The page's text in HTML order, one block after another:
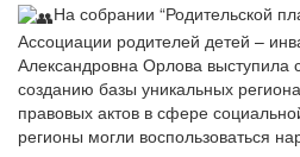
На собрании “Родительской
Ассоциации родителей детей –
Александровна Орлова
созданию базы уникальных
правовых актов в сфере
регионы могли воспользоваться